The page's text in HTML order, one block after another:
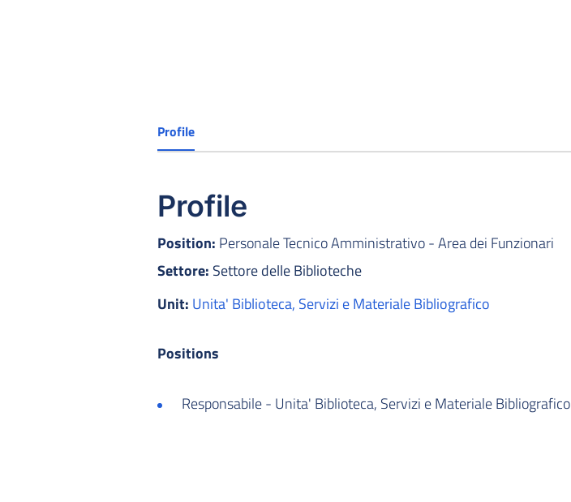
Profile
Profile
Position: Personale Tecnico Amministrativo - Area dei Funzionari
Settore: Settore delle Biblioteche
Unit: Unita' Biblioteca, Servizi e Materiale Bibliografico
Positions
Responsabile - Unita' Biblioteca, Servizi e Materiale Bibliografico